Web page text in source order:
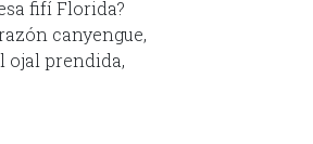
fifí Florida?
canyengue,
ojal prendida,